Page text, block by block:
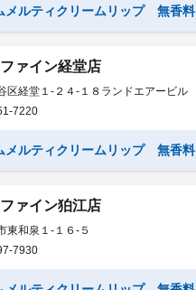
メルティクリームリップ 無香料
ァイン経堂店
区経堂１-２４-１８ランドエアービル
7220
メルティクリームリップ 無香料
ァイン狛江店
東和泉１-１６-５
7930